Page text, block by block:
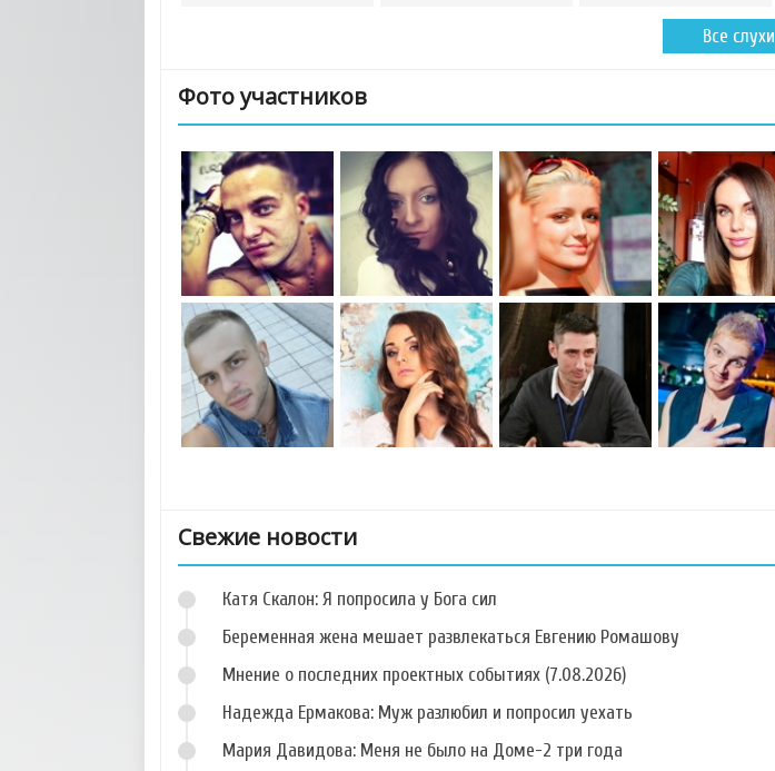
Все слухи
Фото участников
Фото Данила
Романова
Фото Кристины
Дерябиной
Фото Алины
Алексеевой
Свежие новости
Катя Скалон: Я попросила у Бога сил
Беременная жена мешает развлекаться Евгению Ромашову
Мнение о последних проектных событиях (7.08.2026)
Надежда Ермакова: Муж разлюбил и попросил уехать
Мария Давидова: Меня не было на Доме-2 три года